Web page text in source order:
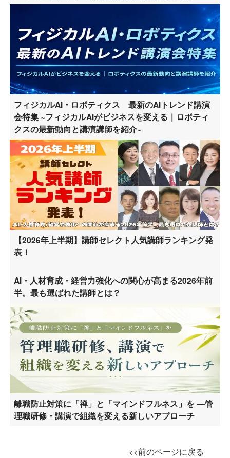
フィジカルAI・ロボティクス 最新のAIトレンド講演
会特集 ~フィジカルAIがビジネスを変える｜ロボティ
クスの最新動向と講演講師を紹介~
【2026年上半期】講師セレクト人気講師ランキング発
表！
AI・人材育成・経営力強化への関心が高まる2026年前
半。最も選ばれた講師とは？
離職防止対策に「禅」と「マインドフルネス」を ―管
理職研修・講演で組織を変える新しいアプローチ
<<前のページに戻る